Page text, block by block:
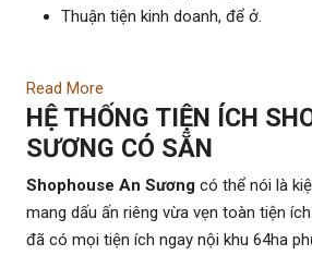
Thuận tiện kinh doanh, để ở.
Read More
HỆ THỐNG TIỆN ÍCH
SƯƠNG CÓ SẴN
Shophouse An Sương có thể nói là
mang dấu ấn riêng vừa vẹn toàn tiện
đã có mọi tiện ích ngay nội khu 64ha